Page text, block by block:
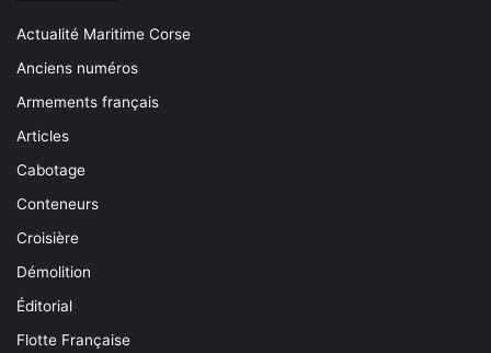
Actualité Maritime Corse
Anciens numéros
Armements français
Articles
Cabotage
Conteneurs
Croisière
Démolition
Éditorial
Flotte Française